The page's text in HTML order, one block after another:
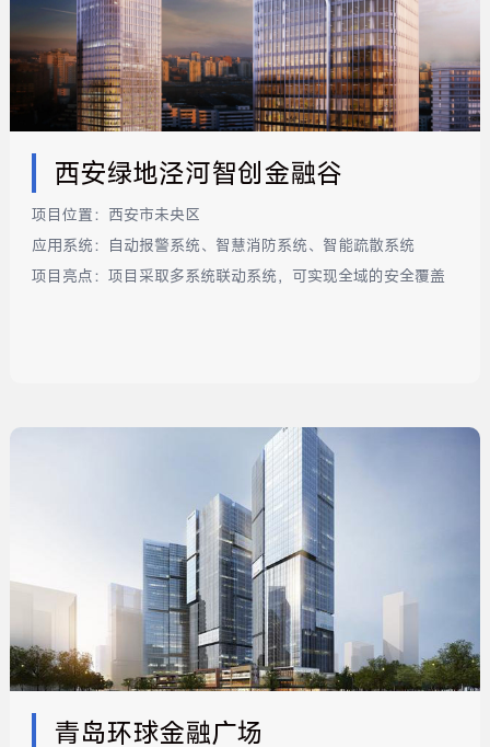
西安绿地泾河智创金融谷
项目位置： 西安市未央区
应用系统： 自动报警系统、智慧消防系统、智能疏散系统
项目亮点： 项目采取多系统联动系统，可实现全域的安全覆盖
青岛环球金融广场